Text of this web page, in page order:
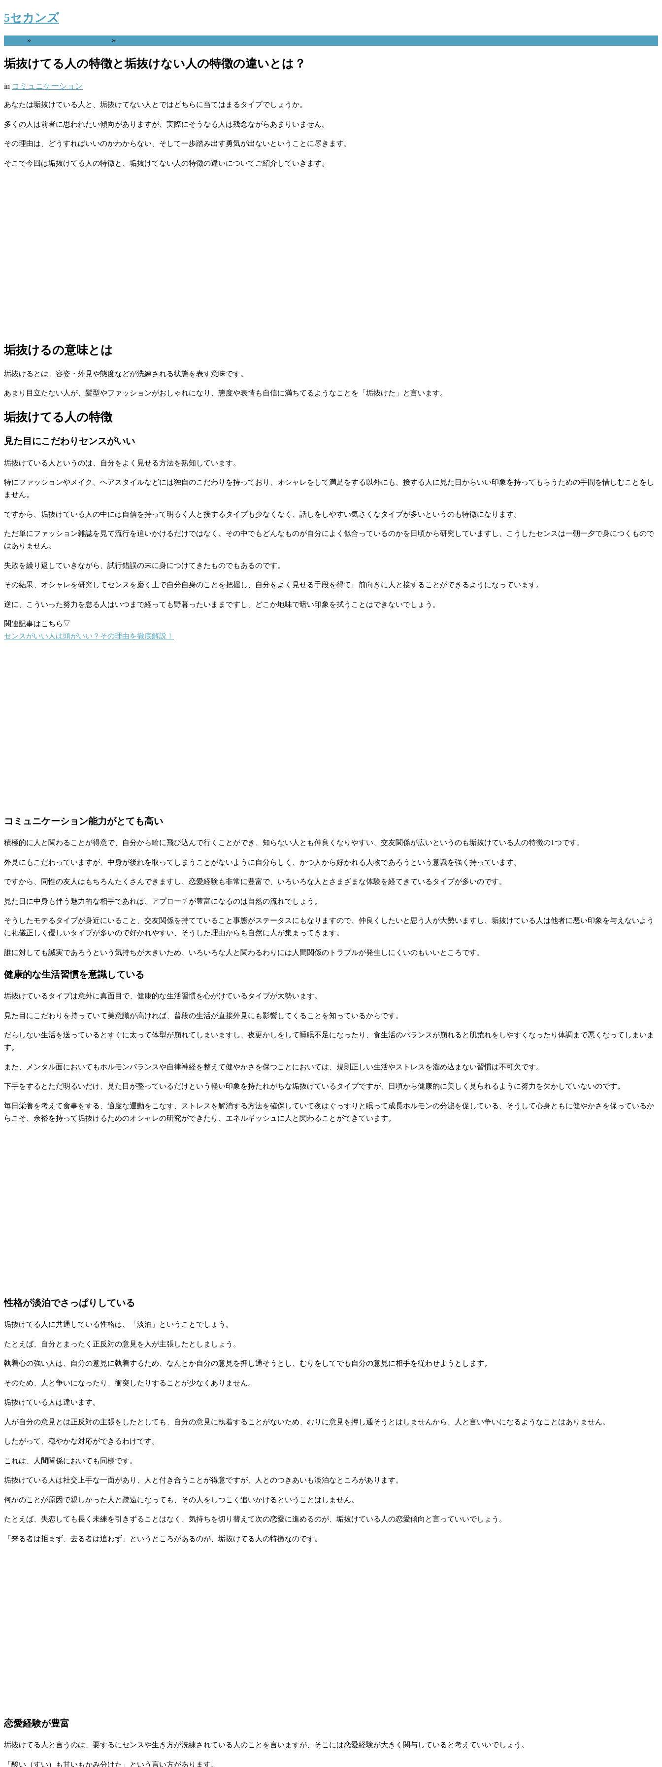
5セカンズ
» »
垢抜けてる人の特徴と垢抜けない人の特徴の違いとは？
in コミュニケーション
あなたは垢抜けている人と、垢抜けてない人とではどちらに当てはまるタイプでしょうか。
多くの人は前者に思われたい傾向がありますが、実際にそうなる人は残念ながらあまりいません。
その理由は、どうすればいいのかわからない、そして一歩踏み出す勇気が出ないということに尽きます。
そこで今回は垢抜けてる人の特徴と、垢抜けてない人の特徴の違いについてご紹介していきます。
垢抜けるの意味とは
垢抜けるとは、容姿・外見や態度などが洗練される状態を表す意味です。
あまり目立たない人が、髪型やファッションがおしゃれになり、態度や表情も自信に満ちてるようなことを「垢抜けた」と言います。
垢抜けてる人の特徴
見た目にこだわりセンスがいい
垢抜けている人というのは、自分をよく見せる方法を熟知しています。
特にファッションやメイク、ヘアスタイルなどには独自のこだわりを持っており、オシャレをして満足をする以外にも、接する人に見た目からいい印象を持ってもらうための手間を惜しむことをし
ません。
ですから、垢抜けている人の中には自信を持って明るく人と接するタイプも少なくなく、話しをしやすい気さくなタイプが多いというのも特徴になります。
ただ単にファッション雑誌を見て流行を追いかけるだけではなく、その中でもどんなものが自分によく似合っているのかを日頃から研究していますし、こうしたセンスは一朝一夕で身につくもので
はありません。
失敗を繰り返していきながら、試行錯誤の末に身につけてきたものでもあるのです。
その結果、オシャレを研究してセンスを磨く上で自分自身のことを把握し、自分をよく見せる手段を得て、前向きに人と接することができるようになっています。
逆に、こういった努力を怠る人はいつまで経っても野暮ったいままですし、どこか地味で暗い印象を拭うことはできないでしょう。
関連記事はこちら▽
センスがいい人は頭がいい？その理由を徹底解説！
コミュニケーション能力がとても高い
積極的に人と関わることが得意で、自分から輪に飛び込んで行くことができ、知らない人とも仲良くなりやすい、交友関係が広いというのも垢抜けている人の特徴の1つです。
外見にもこだわっていますが、中身が後れを取ってしまうことがないように自分らしく、かつ人から好かれる人物であろうという意識を強く持っています。
ですから、同性の友人はもちろんたくさんできますし、恋愛経験も非常に豊富で、いろいろな人とさまざまな体験を経てきているタイプが多いのです。
見た目に中身も伴う魅力的な相手であれば、アプローチが豊富になるのは自然の流れでしょう。
そうしたモテるタイプが身近にいること、交友関係を持てていること事態がステータスにもなりますので、仲良くしたいと思う人が大勢いますし、垢抜けている人は他者に悪い印象を与えないよう
に礼儀正しく優しいタイプが多いので好かれやすい、そうした理由からも自然に人が集まってきます。
誰に対しても誠実であろうという気持ちが大きいため、いろいろな人と関わるわりには人間関係のトラブルが発生しにくいのもいいところです。
健康的な生活習慣を意識している
垢抜けているタイプは意外に真面目で、健康的な生活習慣を心がけているタイプが大勢います。
見た目にこだわりを持っていて美意識が高ければ、普段の生活が直接外見にも影響してくることを知っているからです。
だらしない生活を送っているとすぐに太って体型が崩れてしまいますし、夜更かしをして睡眠不足になったり、食生活のバランスが崩れると肌荒れをしやすくなったり体調まで悪くなってしまいま
す。
また、メンタル面においてもホルモンバランスや自律神経を整えて健やかさを保つことにおいては、規則正しい生活やストレスを溜め込まない習慣は不可欠です。
下手をするとただ明るいだけ、見た目が整っているだけという軽い印象を持たれがちな垢抜けているタイプですが、日頃から健康的に美しく見られるように努力を欠かしていないのです。
毎日栄養を考えて食事をする、適度な運動をこなす、ストレスを解消する方法を確保していて夜はぐっすりと眠って成長ホルモンの分泌を促している、そうして心身ともに健やかさを保っているか
らこそ、余裕を持って垢抜けるためのオシャレの研究ができたり、エネルギッシュに人と関わることができています。
性格が淡泊でさっぱりしている
垢抜けてる人に共通している性格は、「淡泊」ということでしょう。
たとえば、自分とまったく正反対の意見を人が主張したとしましょう。
執着心の強い人は、自分の意見に執着するため、なんとか自分の意見を押し通そうとし、むりをしてでも自分の意見に相手を従わせようとします。
そのため、人と争いになったり、衝突したりすることが少なくありません。
垢抜けている人は違います。
人が自分の意見とは正反対の主張をしたとしても、自分の意見に執着することがないため、むりに意見を押し通そうとはしませんから、人と言い争いになるようなことはありません。
したがって、穏やかな対応ができるわけです。
これは、人間関係においても同様です。
垢抜けている人は社交上手な一面があり、人と付き合うことが得意ですが、人とのつきあいも淡泊なところがあります。
何かのことが原因で親しかった人と疎遠になっても、その人をしつこく追いかけるということはしません。
たとえば、失恋しても長く未練を引きずることはなく、気持ちを切り替えて次の恋愛に進めるのが、垢抜けている人の恋愛傾向と言っていいでしょう。
「来る者は拒まず、去る者は追わず」というところがあるのが、垢抜けてる人の特徴なのです。
恋愛経験が豊富
垢抜けてる人と言うのは、要するにセンスや生き方が洗練されている人のことを言いますが、そこには恋愛経験が大きく関与していると考えていいでしょう。
「酸い（すい）も甘いもかみ分けた」という言い方があります。